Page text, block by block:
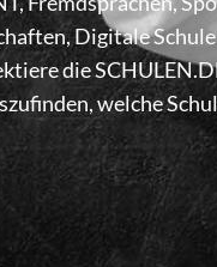
Digitale
die
welche